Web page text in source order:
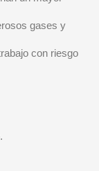
gases y
con riesgo